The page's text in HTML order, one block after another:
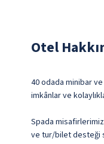
Otel
40 odada minibar
imkânlar ve
Spada
ve tur/bilet desteği